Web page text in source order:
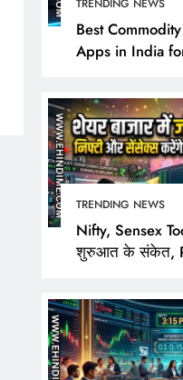
Best
Apps in India
TRENDING NEWS
Nifty, Sensex
शुरुआत के संकेत,
Best
Market
March 19, 2025